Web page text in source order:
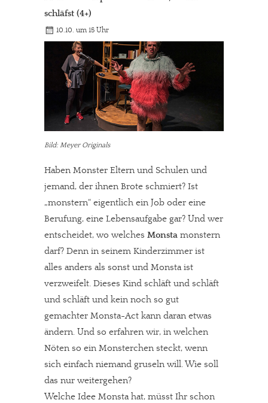
Solltest Du unsere unabhängige Berichterstattung schätzen,
kannst Du uns mit einer kleinen Spende unterstützen.
Paypal - danke@meinesuedstadt.de
JETZT SPENDEN Schon erledigt!
schläfst (4+)
10.10. um 15 Uhr
Bild: Meyer Originals
Haben Monster Eltern und Schulen und
jemand, der ihnen Brote schmiert? Ist
„monstern“ eigentlich ein Job oder eine
Berufung, eine Lebensaufgabe gar? Und wer
entscheidet, wo welches Monsta monstern
darf? Denn in seinem Kinderzimmer ist
alles anders als sonst und Monsta ist
verzweifelt. Dieses Kind schläft und schläft
und schläft und kein noch so gut
gemachter Monsta-Act kann daran etwas
ändern. Und so erfahren wir, in welchen
Nöten so ein Monsterchen steckt, wenn
sich einfach niemand gruseln will. Wie soll
das nur weitergehen?
Welche Idee Monsta hat, müsst Ihr schon